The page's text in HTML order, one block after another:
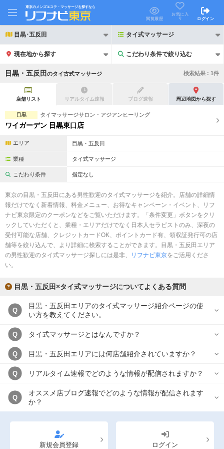
東京のメンズエステ・マッサージを探すなら
閲覧履歴
お気に入
り
ログイン
目黒･五反田 タイ式マッサージ
現在地から探す こだわり条件で絞り込む
こだわり条件で絞り込む
21時以降も受付
2名様歓迎 団体様歓迎
完全個室 半個室あり
ペアルームあり シャワー室完備
専用駐車場あり 有資格者在籍
日本人スタッフのみ 女性スタッフのみ
こだわり条件を変更
閉じる
目黒・五反田 のタイ古式マッサージ 検索結果 : 1件
店舗リスト リアルタイム速報 ブログ速報 周辺地図から探す
目黒 タイマッサージサロン・アジアンヒーリング
ワイガーデン 目黒東口店
エリア 目黒・五反田
業種 タイ式マッサージ
こだわり条件 指定なし
東京の目黒・五反田にある男性歓迎のタイ式マッサージを紹介。店舗の詳細情
報だけでなく新着情報、料金メニュー、お得なキャンペーン・イベント、リフ
ナビ東京限定のクーポンなどをご覧いただけます。「条件変更」ボタンをクリ
ックしていただくと、業種・エリアだけでなく日本人セラピストのみ、深夜の
受付可能な店舗、クレジットカードOK、ポイントカード有、領収証発行可の店
舗等を絞り込んで、より詳細に検索することができます。目黒・五反田エリア
の男性歓迎のタイ式マッサージ探しには是非、
リフナビ東京をご活用くださ
い。
目黒・五反田×タイ式マッサージについてよくある質問
Q
目黒・五反田エリアのタイ式マッサージ紹介ページの使
い方を教えてください。
Q タイ式マッサージとはなんですか？
Q 目黒・五反田エリアには何店舗紹介されていますか？
Q リアルタイム速報でどのような情報が配信されますか？
Q
オススメ店ブログ速報でどのような情報が配信されます
か？
新規会員登録 ログイン